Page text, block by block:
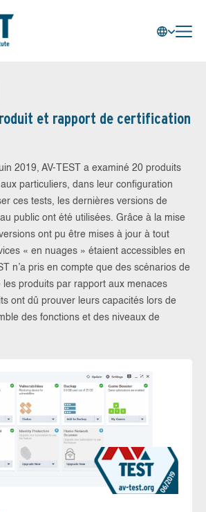
et rapport de certification
2019, AV-TEST a examiné 20 produits
particuliers, dans leur configuration
ces tests, les dernières versions de
public ont été utilisées. Grâce à la mise
ont pu être mises à jour à tout
« en nuages » étaient accessibles en
n’a pris en compte que des scénarios de
les produits par rapport aux menaces
ont dû prouver leurs capacités lors de
des fonctions et des niveaux de